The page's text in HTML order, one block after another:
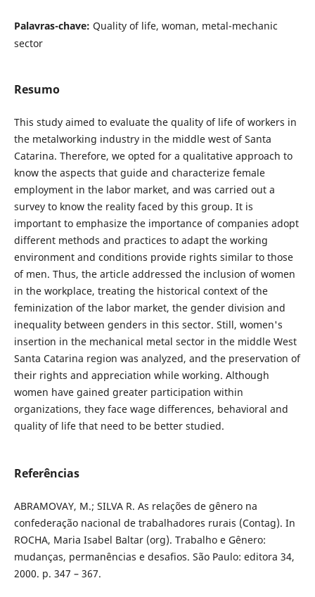
Palavras-chave: Quality of life, woman, metal-mechanic
sector
Resumo
This study aimed to evaluate the quality of life of workers in
the metalworking industry in the middle west of Santa
Catarina. Therefore, we opted for a qualitative approach to
know the aspects that guide and characterize female
employment in the labor market, and was carried out a
survey to know the reality faced by this group. It is
important to emphasize the importance of companies adopt
different methods and practices to adapt the working
environment and conditions provide rights similar to those
of men. Thus, the article addressed the inclusion of women
in the workplace, treating the historical context of the
feminization of the labor market, the gender division and
inequality between genders in this sector. Still, women's
insertion in the mechanical metal sector in the middle West
Santa Catarina region was analyzed, and the preservation of
their rights and appreciation while working. Although
women have gained greater participation within
organizations, they face wage differences, behavioral and
quality of life that need to be better studied.
Referências
ABRAMOVAY, M.; SILVA R. As relações de gênero na
confederação nacional de trabalhadores rurais (Contag). In
ROCHA, Maria Isabel Baltar (org). Trabalho e Gênero:
mudanças, permanências e desafios. São Paulo: editora 34,
2000. p. 347 – 367.